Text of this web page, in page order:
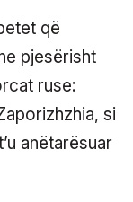
që
pjesërisht
ruse:
si
anëtarësuar